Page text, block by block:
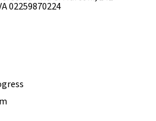
02259870224